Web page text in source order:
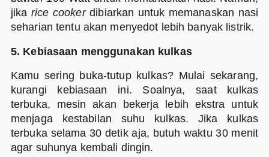
jika rice cookerdibiarkan untuk memanaskan nasi
seharian tentu akan menyedot lebih banyak listrik.
5. Kebiasaan menggunakan kulkas
Kamu sering buka-tutup kulkas? Mulai sekarang,
kurangi kebiasaan ini. Soalnya, saat kulkas
terbuka, mesin akan bekerja lebih ekstra untuk
menjaga kestabilan suhu kulkas. Jika kulkas
terbuka selama 30 detik aja, butuh waktu 30 menit
agar suhunya kembali dingin.